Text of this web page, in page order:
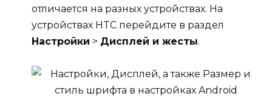
отличается на разных устройствах. На
устройствах HTC перейдите в раздел
Настройки > Дисплей и жесты.